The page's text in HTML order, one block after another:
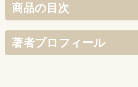
商品の目次
著者プロフィール